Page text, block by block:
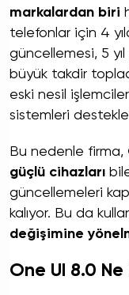
markalardan biri
telefonlar için 4
güncellemesi, 5
büyük takdir
eski nesil
sistemleri
Bu nedenle firma,
güçlü cihazları
güncellemeleri
kalıyor. Bu da
değişimine
One UI 8.0